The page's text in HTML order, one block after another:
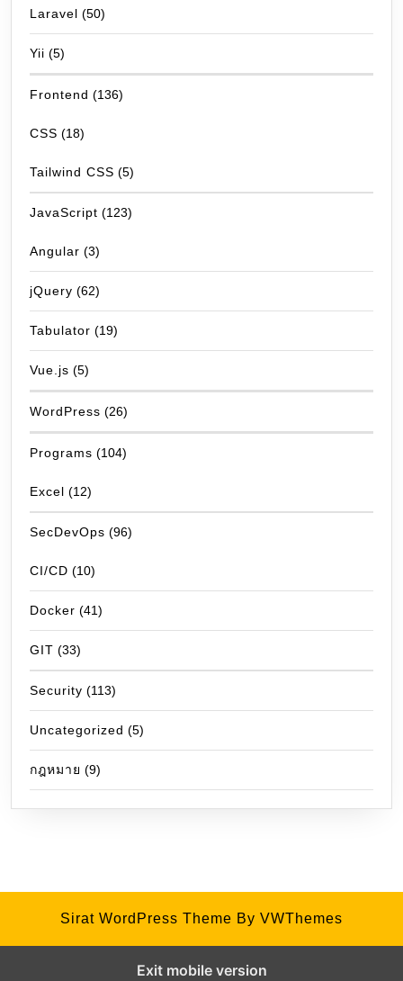
Laravel (50)
Yii (5)
Frontend (136)
CSS (18)
Tailwind CSS (5)
JavaScript (123)
Angular (3)
jQuery (62)
Tabulator (19)
Vue.js (5)
WordPress (26)
Programs (104)
Excel (12)
SecDevOps (96)
CI/CD (10)
Docker (41)
GIT (33)
Security (113)
Uncategorized (5)
กฎหมาย (9)
Sirat WordPress Theme By VWThemes
Exit mobile version